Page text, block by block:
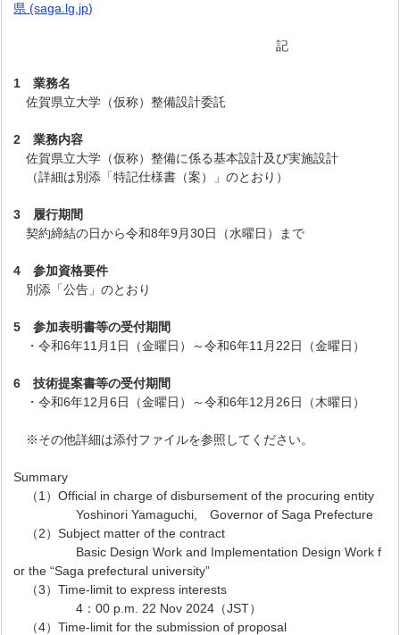
県 (saga.lg.jp)
記
1 業務名
佐賀県立大学（仮称）整備設計委託
2 業務内容
佐賀県立大学（仮称）整備に係る基本設計及び実施設計
（詳細は別添「特記仕様書（案）」のとおり）
3 履行期間
契約締結の日から令和8年9月30日（水曜日）まで
4 参加資格要件
別添「公告」のとおり
5 参加表明書等の受付期間
・令和6年11月1日（金曜日）～令和6年11月22日（金曜日）
6 技術提案書等の受付期間
・令和6年12月6日（金曜日）～令和6年12月26日（木曜日）
※その他詳細は添付ファイルを参照してください。
Summary
（1）Official in charge of disbursement of the procuring entity
Yoshinori Yamaguchi, Governor of Saga Prefecture
（2）Subject matter of the contract
Basic Design Work and Implementation Design Work f
or the “Saga prefectural university”
（3）Time-limit to express interests
4：00 p.m. 22 Nov 2024（JST）
（4）Time-limit for the submission of proposal